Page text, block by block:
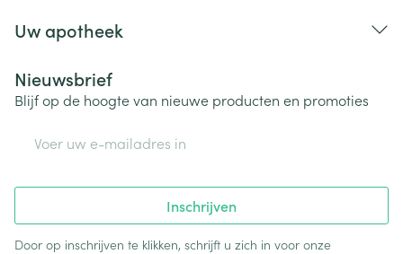
Uw apotheek
Nieuwsbrief
Blijf op de hoogte van nieuwe producten en promoties
Inschrijven
Door op inschrijven te klikken, schrijft u zich in voor onze